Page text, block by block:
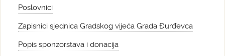
Poslovnici
Zapisnici sjednica Gradskog vijeća Grada Đurđevca
Popis sponzorstava i donacija